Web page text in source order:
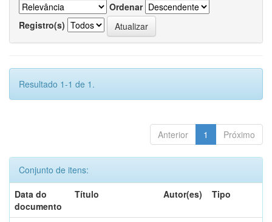
Ordenar
Registro(s)
Resultado 1-1 de 1.
Anterior 1 Próximo
Conjunto de itens:
Data do
documento
Título Autor(es) Tipo